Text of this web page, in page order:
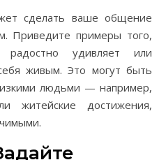
сделать ваше общение
Приведите примеры того,
радостно удивляет или
живым. Это могут быть
людьми — например,
житейские достижения,